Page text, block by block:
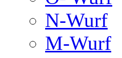
N-Wurf
M-Wurf